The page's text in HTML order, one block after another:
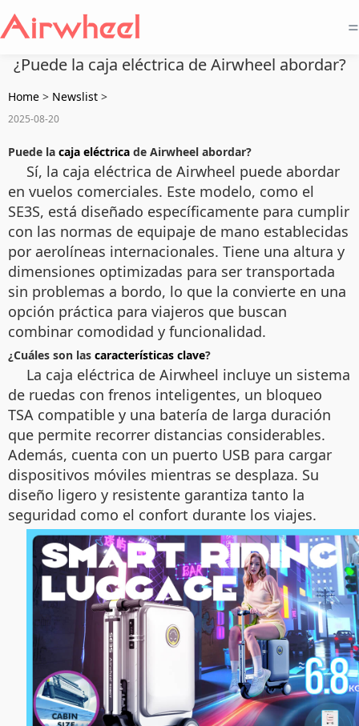
=
¿Puede la caja eléctrica de Airwheel abordar?
Home > Newslist >
2025-08-20
Puede la caja eléctrica de Airwheel abordar?
Sí, la caja eléctrica de Airwheel puede abordar
en vuelos comerciales. Este modelo, como el
SE3S, está diseñado específicamente para cumplir
con las normas de equipaje de mano establecidas
por aerolíneas internacionales. Tiene una altura y
dimensiones optimizadas para ser transportada
sin problemas a bordo, lo que la convierte en una
opción práctica para viajeros que buscan
combinar comodidad y funcionalidad.
¿Cuáles son las características clave?
La caja eléctrica de Airwheel incluye un sistema
de ruedas con frenos inteligentes, un bloqueo
TSA compatible y una batería de larga duración
que permite recorrer distancias considerables.
Además, cuenta con un puerto USB para cargar
dispositivos móviles mientras se desplaza. Su
diseño ligero y resistente garantiza tanto la
seguridad como el confort durante los viajes.